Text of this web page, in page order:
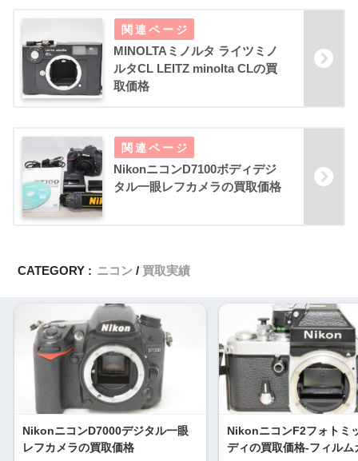
MINOLTAミノルタ ライツミノ
ルタCL LEITZ minolta CLの買
取価格
NikonニコンD7100ボディデジ
タル一眼レフカメラの買取価格
CATEGORY : ニコン 買取実績
NikonニコンD7000デジタル一眼
レフカメラの買取価格
NikonニコンF2フォトミ
ディの買取価格-フィルム